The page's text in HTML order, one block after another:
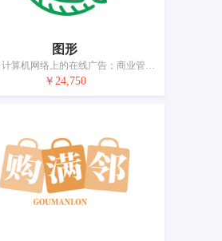
图形
广告；计算机网络上的在线广告；商业管理和组织咨询；特许经营的商业管理；通过网站提供商业信息；为商品和服务的买卖双方提供在线市场；市场营销；替他人推销；寻找赞助；药用、兽医用、卫生用制剂和医疗用品的零售服务
￥24,750